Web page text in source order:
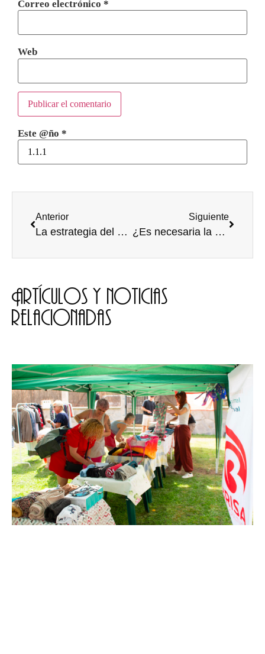
Correo electrónico *
Web
Este @ño *
Anterior
La estrategia del Plan Bolonia
Siguiente
¿Es necesaria la violencia?
Artículos y noticias
relacionadas